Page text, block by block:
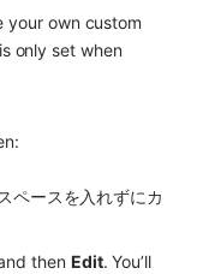
your own custom
only set when
ペースを入れずにカ
then Edit. You’ll